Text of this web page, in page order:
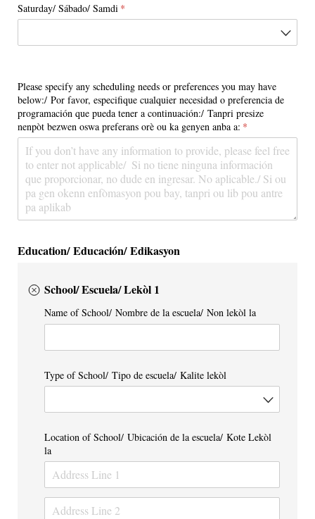
Saturday/​ Sábado/​ Samdi *
(required)
Please specify any scheduling needs or preferences you may have
below:/​ Por favor, especifique cualquier necesidad o preferencia de
programación que pueda tener a continuación:/​ Tanpri presize
nenpòt bezwen oswa preferans orè ou ka genyen anba a: *
(required)
Education/ Educación/ Edikasyon
School/ Escuela/ Lekòl 1
Name of School/​ Nombre de la escuela/​ Non lekòl la
Type of School/​ Tipo de escuela/​ Kalite lekòl
Location of School/​ Ubicación de la escuela/​ Kote Lekòl
la